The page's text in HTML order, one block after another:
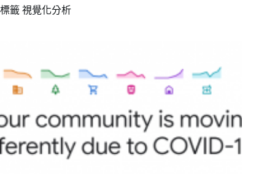
標籤 視覺化分析